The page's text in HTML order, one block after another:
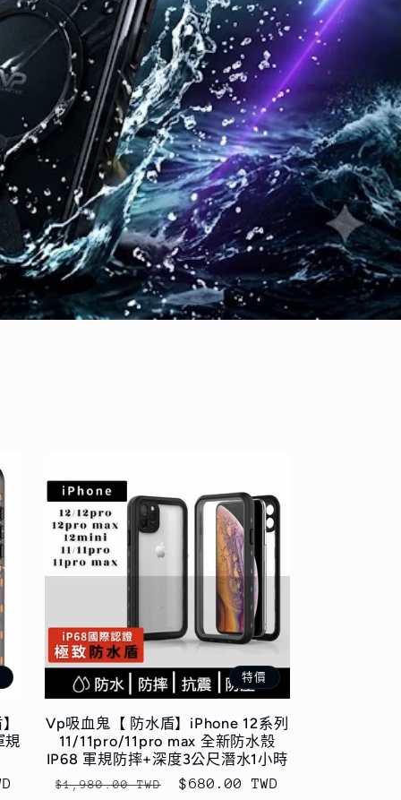
規
特價
Vp吸血鬼【 防水盾】iPhone 12系列
11/11pro/11pro max 全新防水殼
IP68 軍規防摔+深度3公尺潛水1小時
定
$1,980.00 TWD
售
$680.00 TWD